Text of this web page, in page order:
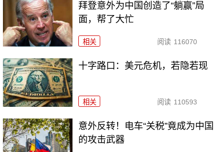
拜登意外为中国创造了“躺赢”局
面，帮了大忙
相关 阅读 116070
十字路口：美元危机，若隐若现
相关 阅读 110593
意外反转！电车“关税”竟成为中国
的攻击武器